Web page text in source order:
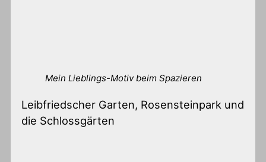
Mein Lieblings-Motiv beim Spazieren
Leibfriedscher Garten, Rosensteinpark und
die Schlossgärten